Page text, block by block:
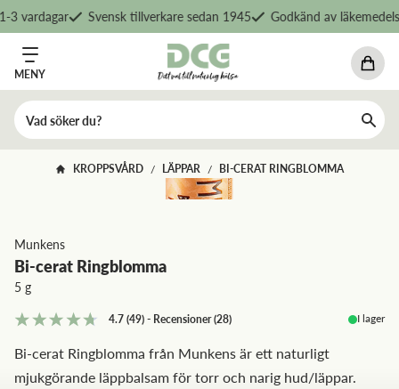
vardagar Svensk tillverkare sedan 1945 Godkänd av
MENY
KROPPSVÅRD / LÄPPAR / BI-CERAT RINGBLOMMA
Munkens
Bi-cerat Ringblomma
5 g
4.7(49)- Recensioner(28) I lager
Bi-cerat Ringblomma från Munkens är ett naturligt
mjukgörande läppbalsam för torr och narig hud/läppar.